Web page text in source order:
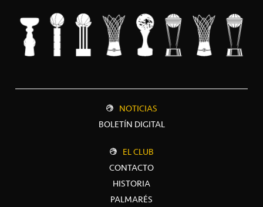
NOTICIAS
BOLETÍN DIGITAL
EL CLUB
CONTACTO
HISTORIA
PALMARÉS